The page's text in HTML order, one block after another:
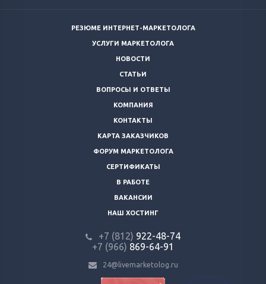
РЕЗЮМЕ ИНТЕРНЕТ-МАРКЕТОЛОГА
УСЛУГИ МАРКЕТОЛОГА
НОВОСТИ
СТАТЬИ
ВОПРОСЫ И ОТВЕТЫ
КОМПАНИЯ
КОНТАКТЫ
КАРТА ЗАКАЗЧИКОВ
ФОРУМ МАРКЕТОЛОГА
СЕРТИФИКАТЫ
В РАБОТЕ
ВАКАНСИИ
НАШ ХОСТИНГ
+7 (812) 922-48-74
+7 (966) 869-64-91
24@livemarketolog.ru